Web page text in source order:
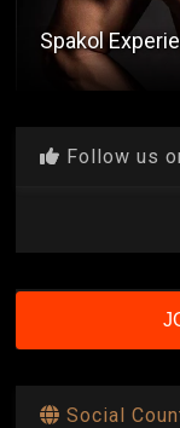
Spakol
Follow us
Social